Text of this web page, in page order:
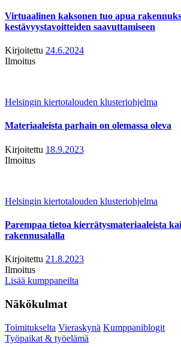
Virtuaalinen kaksonen tuo apua
kestävyystavoitteiden saavuttamiseen
Kirjoitettu 24.6.2024
Ilmoitus
Helsingin kiertotalouden klusteriohjelma
Materiaaleista parhain on olemassa oleva
Kirjoitettu 18.9.2023
Ilmoitus
Helsingin kiertotalouden klusteriohjelma
Parempaa tietoa kierrätysmateriaaleista
rakennusalalla
Kirjoitettu 21.8.2023
Ilmoitus
Lisää kumppaneilta
Näkökulmat
Toimitukselta Vieraskynä Kumppaniblogit
Työpaikat & työelämä